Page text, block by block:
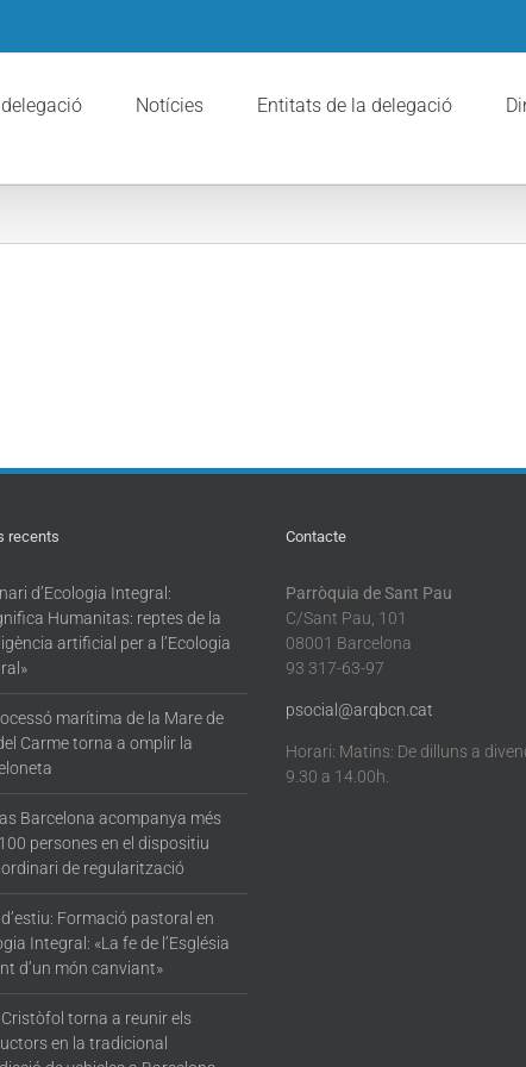
Notícies Entitats de la delegació
recents
d’Ecologia Integral:
Humanitas: reptes de la
artificial per a l’Ecologia
marítima de la Mare de
Carme torna a omplir la
Barcelona acompanya més
persones en el dispositiu
de regularització
Formació pastoral en
Integral: «La fe de l’Església
d’un món canviant»
torna a reunir els
en la tradicional
Contacte
Parròquia de Sant Pau
C/Sant Pau, 101
08001 Barcelona
93 317-63-97
psocial@arqbcn.cat
Horari: Matins: De dilluns a
9.30 a 14.00h.